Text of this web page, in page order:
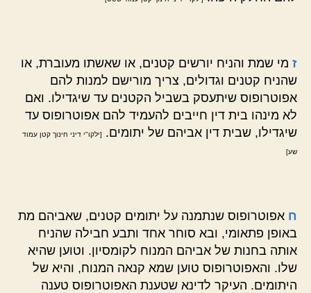
ז מי שמת והניח יורשים קטנים, או שאשתו מעוברת, או
שהניח קטנים וגדולים, צריך מורישם למנות להם
אפוטרופוס שיתעסק בשביל הקטנים עד שיגדילו. ואם
לא מינהו בית דין חייבים להעמיד להם אפוטרופוס עד
שיגדילו, שבית דין אביהם של יתומים.
[ילקו"י דיני חינוך קטן עמוד
שע]
ח אפוטרופוס שנתמנה על יתומים קטנים, שאביהם מת
באופן פתאומי, ובא סוחר אחד ותבע חבילה שהניח
אותה בחנות של אביהם המנוח לקומסיון. וטוען שהיא
שלו. והאפוטרופוס טוען שמא קנאה המנוח, והיא של
היתומים. העיקר לדינא שטענת האפוטרופוס טענה